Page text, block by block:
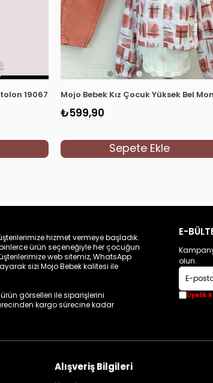
19067 Kot MaviMojo Bebek Kız Çocuk Yüksek Bel
₺599,90
Sepete Ekle
hizmet vermeye başladık.
ürün seçeneğiyle her çocuğun
web sitemiz, WhatsApp
sizi Mojo Bebek kalitesi ile
görselleri ile siparişlerini
kargo sürecine kadar
E-
olun.
Üyelik
Alışveriş Bilgileri